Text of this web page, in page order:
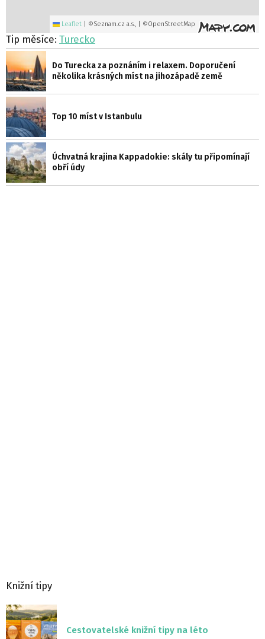
Leaflet ©Seznam.cz a.s., | ©OpenStreetMap
Tip měsíce: Turecko
Do Turecka za poznáním i relaxem. Doporučení
několika krásných míst na jihozápadě země
Top 10 míst v Istanbulu
Úchvatná krajina Kappadokie: skály tu připomínají
obří údy
Knižní tipy
Cestovatelské knižní tipy na léto